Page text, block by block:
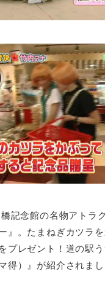
記念館の名物アトラ
』。たまねぎカツラ
プレゼント！道の駅
得）』が紹介されまし